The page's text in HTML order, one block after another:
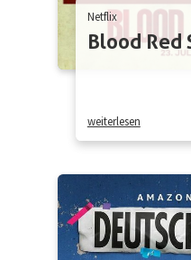
Netflix
Blood Red
weiterlesen